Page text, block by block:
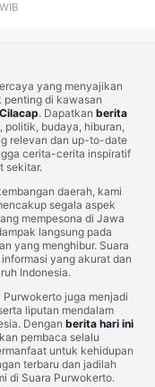
yang menyajikan
penting di kawasan
Cilacap. Dapatkan berita
budaya, hiburan,
relevan dan up-to-date
cerita-cerita inspiratif
sekitar.
daerah, kami
segala aspek
mempesona di Jawa
langsung pada
yang menghibur. Suara
yang akurat dan
Indonesia.
juga menjadi
liputan mendalam
Dengan berita hari ini
pembaca selalu
untuk kehidupan
terbaru dan jadilah
di Suara Purwokerto.